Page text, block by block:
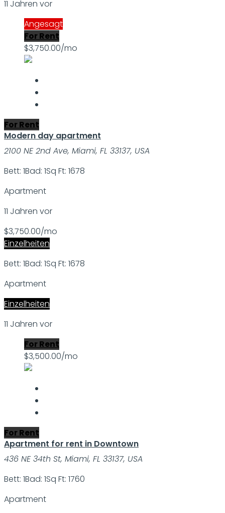
11 Jahren vor
Angesagt
For Rent
$3,750.00/mo
For Rent
Modern day apartment
2100 NE 2nd Ave, Miami, FL 33137, USA
Bett: 1Bad: 1Sq Ft: 1678
Apartment
11 Jahren vor
$3,750.00/mo
Einzelheiten
Bett: 1Bad: 1Sq Ft: 1678
Apartment
Einzelheiten
11 Jahren vor
For Rent
$3,500.00/mo
For Rent
Apartment for rent in Downtown
436 NE 34th St, Miami, FL 33137, USA
Bett: 1Bad: 1Sq Ft: 1760
Apartment